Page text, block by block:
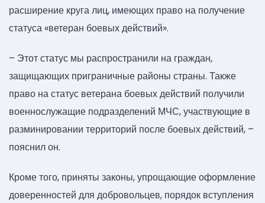
расширение круга лиц, имеющих право на получение
статуса «ветеран боевых действий».
– Этот статус мы распространили на граждан,
защищающих приграничные районы страны. Также
право на статус ветерана боевых действий получили
военнослужащие подразделений МЧС, участвующие в
разминировании территорий после боевых действий, –
пояснил он.
Кроме того, приняты законы, упрощающие оформление
доверенностей для добровольцев, порядок вступления